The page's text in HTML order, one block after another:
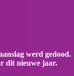
werd gedood.
dit nieuwe jaar.